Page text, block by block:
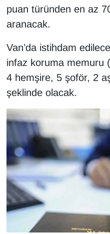
puan türünden en az
aranacak.
Van’da istihdam
infaz koruma memuru
4 hemşire, 5 şoför, 2
şeklinde olacak.
MEDYA
POLİTİKA
Resmi İlanlar
RÖPORTAJ
SAĞLIK
Seri İlan
Sinema - TV
SİYASET